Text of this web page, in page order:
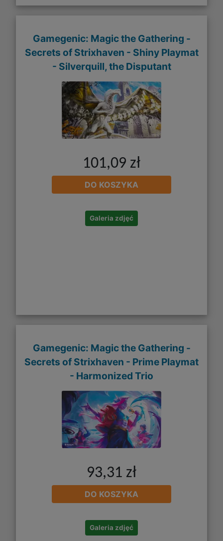
Gamegenic: Magic the Gathering -
Secrets of Strixhaven - Shiny Playmat
- Silverquill, the Disputant
101,09 zł
DO KOSZYKA
Galeria zdjęć
Gamegenic: Magic the Gathering -
Secrets of Strixhaven - Prime Playmat
- Harmonized Trio
93,31 zł
DO KOSZYKA
Galeria zdjęć